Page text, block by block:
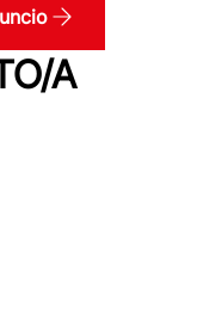
A